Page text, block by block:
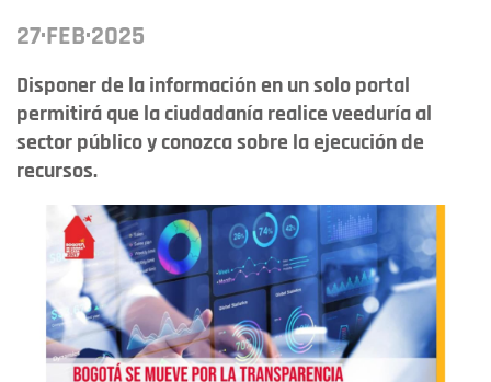
27·FEB·2025
Disponer de la información en un solo portal
permitirá que la ciudadanía realice veeduría al
sector público y conozca sobre la ejecución de
recursos.